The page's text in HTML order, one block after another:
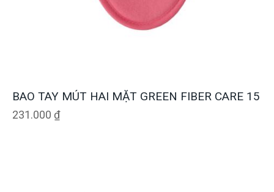
BAO TAY MÚT HAI MẶT GREEN FIBER CARE 15
231.000 ₫